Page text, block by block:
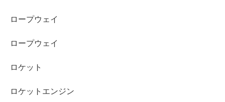
ロープウェイ
ロープウェイ
ロケット
ロケットエンジン